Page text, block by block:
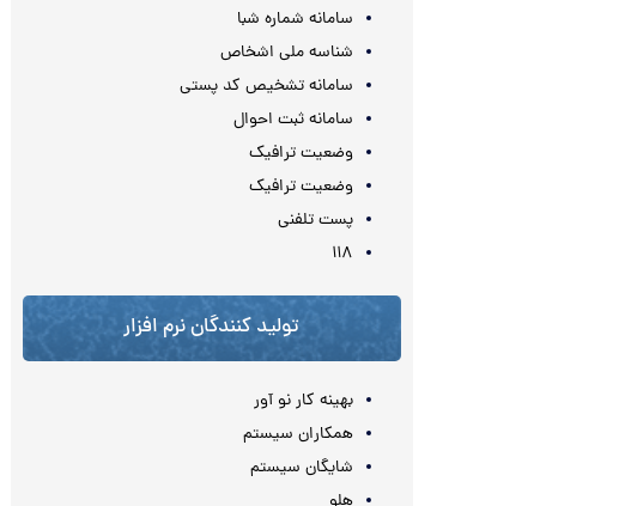
سامانه شماره شبا
شناسه ملی اشخاص
سامانه تشخیص کد پستی
سامانه ثبت احوال
وضعیت ترافیک
وضعیت ترافیک
پست تلفنی
۱۱۸
تولید کنندگان نرم افزار
بهینه کار نو آور
همکاران سیستم
شایگان سیستم